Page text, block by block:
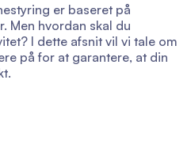
er baseret på
Men hvordan skal du
I dette afsnit vil vi tale om
på for at garantere, at din